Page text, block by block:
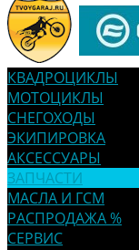
КВАДРОЦИКЛЫ
МОТОЦИКЛЫ
СНЕГОХОДЫ
ЭКИПИРОВКА
АКСЕССУАРЫ
ЗАПЧАСТИ
МАСЛА И ГСМ
РАСПРОДАЖА %
СЕРВИС